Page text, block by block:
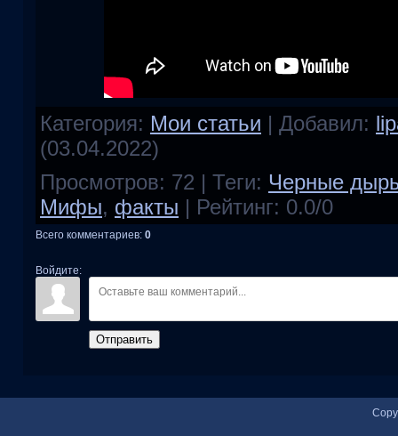
Категория: Мои статьи | Добавил:
(03.04.2022)
Просмотров: 72 | Теги: Черные
Мифы, факты | Рейтинг: 0.0/0
Всего комментариев: 0
Войдите:
Отправить